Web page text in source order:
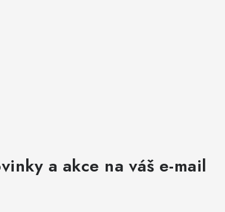
a akce na váš e-mail